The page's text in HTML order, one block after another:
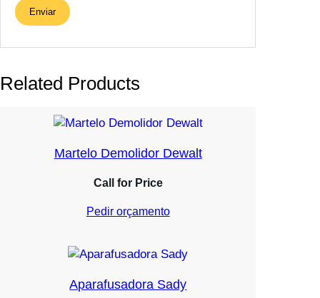
Related Products
Martelo Demolidor Dewalt
Call for Price
Pedir orçamento
Aparafusadora Sady